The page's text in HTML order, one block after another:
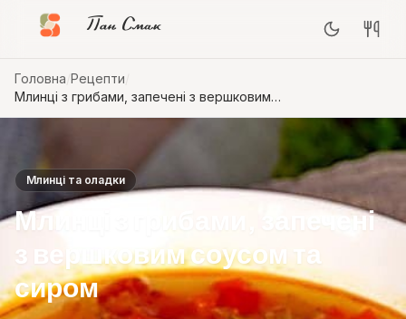
Пан Смак
Головна Рецепти
Млинці з грибами, запечені з вершковим
соусом та сиром
Млинці та оладки
Млинці з грибами, запечені
з вершковим соусом та
сиром